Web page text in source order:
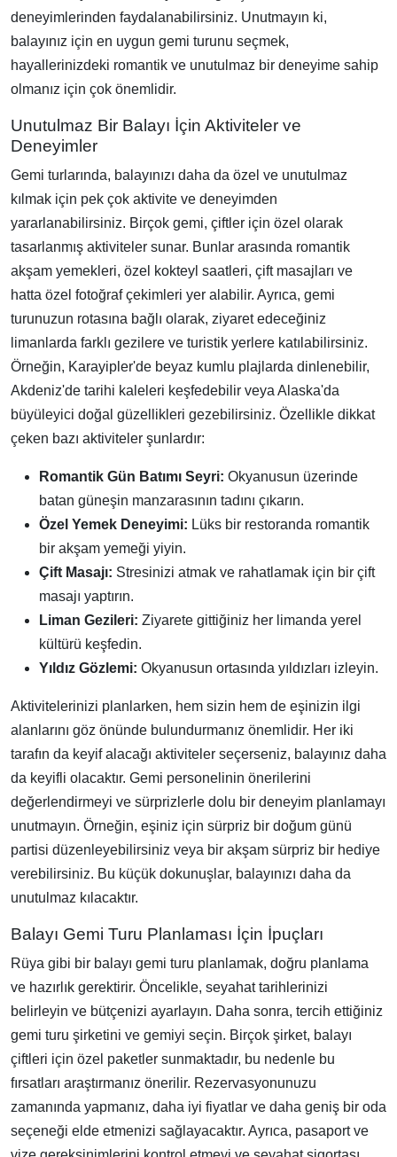
deneyimlerinden faydalanabilirsiniz. Unutmayın ki,
balayınız için en uygun gemi turunu seçmek,
hayallerinizdeki romantik ve unutulmaz bir deneyime sahip
olmanız için çok önemlidir.
Unutulmaz Bir Balayı İçin Aktiviteler ve
Deneyimler
Gemi turlarında, balayınızı daha da özel ve unutulmaz
kılmak için pek çok aktivite ve deneyimden
yararlanabilirsiniz. Birçok gemi, çiftler için özel olarak
tasarlanmış aktiviteler sunar. Bunlar arasında romantik
akşam yemekleri, özel kokteyl saatleri, çift masajları ve
hatta özel fotoğraf çekimleri yer alabilir. Ayrıca, gemi
turunuzun rotasına bağlı olarak, ziyaret edeceğiniz
limanlarda farklı gezilere ve turistik yerlere katılabilirsiniz.
Örneğin, Karayipler'de beyaz kumlu plajlarda dinlenebilir,
Akdeniz'de tarihi kaleleri keşfedebilir veya Alaska'da
büyüleyici doğal güzellikleri gezebilirsiniz. Özellikle dikkat
çeken bazı aktiviteler şunlardır:
Romantik Gün Batımı Seyri: Okyanusun üzerinde
batan güneşin manzarasının tadını çıkarın.
Özel Yemek Deneyimi: Lüks bir restoranda romantik
bir akşam yemeği yiyin.
Çift Masajı: Stresinizi atmak ve rahatlamak için bir çift
masajı yaptırın.
Liman Gezileri: Ziyarete gittiğiniz her limanda yerel
kültürü keşfedin.
Yıldız Gözlemi: Okyanusun ortasında yıldızları izleyin.
Aktivitelerinizi planlarken, hem sizin hem de eşinizin ilgi
alanlarını göz önünde bulundurmanız önemlidir. Her iki
tarafın da keyif alacağı aktiviteler seçerseniz, balayınız daha
da keyifli olacaktır. Gemi personelinin önerilerini
değerlendirmeyi ve sürprizlerle dolu bir deneyim planlamayı
unutmayın. Örneğin, eşiniz için sürpriz bir doğum günü
partisi düzenleyebilirsiniz veya bir akşam sürpriz bir hediye
verebilirsiniz. Bu küçük dokunuşlar, balayınızı daha da
unutulmaz kılacaktır.
Balayı Gemi Turu Planlaması İçin İpuçları
Rüya gibi bir balayı gemi turu planlamak, doğru planlama
ve hazırlık gerektirir. Öncelikle, seyahat tarihlerinizi
belirleyin ve bütçenizi ayarlayın. Daha sonra, tercih ettiğiniz
gemi turu şirketini ve gemiyi seçin. Birçok şirket, balayı
çiftleri için özel paketler sunmaktadır, bu nedenle bu
fırsatları araştırmanız önerilir. Rezervasyonunuzu
zamanında yapmanız, daha iyi fiyatlar ve daha geniş bir oda
seçeneği elde etmenizi sağlayacaktır. Ayrıca, pasaport ve